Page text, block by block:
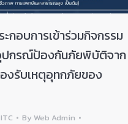
กอบการเข้าร่วมกิจกรรม
กรณ์ป้องกันภัยพิบัติจาก
งรับเหตุอุทกภัยของ
By Web Admin